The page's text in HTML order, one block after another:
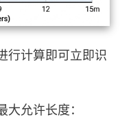
行计算即可立即识
允许长度：